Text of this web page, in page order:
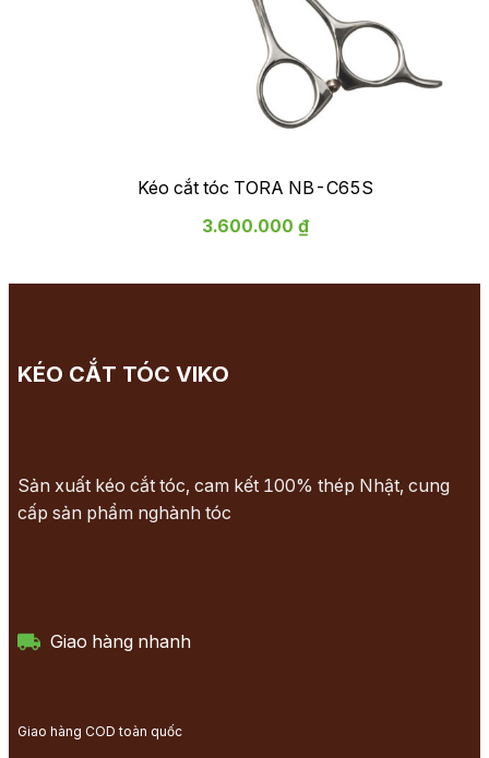
Kéo cắt tóc TORA NB-C65S
3.600.000 ₫
KÉO CẮT TÓC VIKO
Sản xuất kéo cắt tóc, cam kết 100% thép Nhật, cung
cấp sản phẩm nghành tóc
Giao hàng nhanh
Giao hàng COD toàn quốc